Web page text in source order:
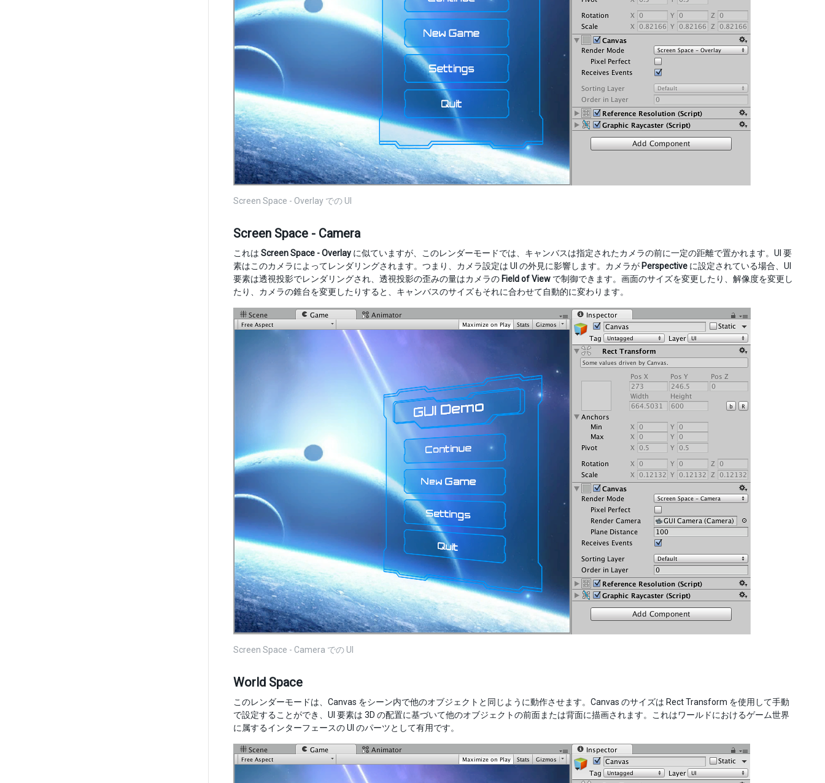
Screen Space - Overlay での UI
Screen Space - Camera
これは Screen Space - Overlay に似ていますが、このレンダーモードでは、キャンバスは指定されたカメラの前に一定の距離で置かれます。UI 要
素はこのカメラによってレンダリングされます。つまり、カメラ設定は UI の外見に影響します。カメラが Perspective に設定されている場合、UI
要素は透視投影でレンダリングされ、透視投影の歪みの量はカメラの Field of View で制御できます。画面のサイズを変更したり、解像度を変更し
たり、カメラの錐台を変更したりすると、キャンバスのサイズもそれに合わせて自動的に変わります。
Screen Space - Camera での UI
World Space
このレンダーモードは、Canvas をシーン内で他のオブジェクトと同じように動作させます。Canvas のサイズは Rect Transform を使用して手動
で設定することができ、UI 要素は 3D の配置に基づいて他のオブジェクトの前面または背面に描画されます。これはワールドにおけるゲーム世界
に属するインターフェースの UI のパーツとして有用です。